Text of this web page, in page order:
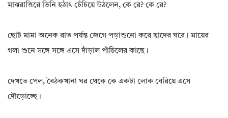
মাঝরাত্তিরে তিনি হঠাৎ চেঁচিয়ে উঠলেন, কে রে? কে রে?
ছোট মামা অনেক রাত পর্যন্ত জেগে পড়াশুনো করে ছাদের ঘরে। মায়ের
গলা শুনে সঙ্গে সঙ্গে এসে দাঁড়াল পাঁচিলের কাছে।
দেখতে পেল, বৈঠকখানা ঘর থেকে কে একটা লোক বেরিয়ে এসে
দৌড়োচ্ছে।